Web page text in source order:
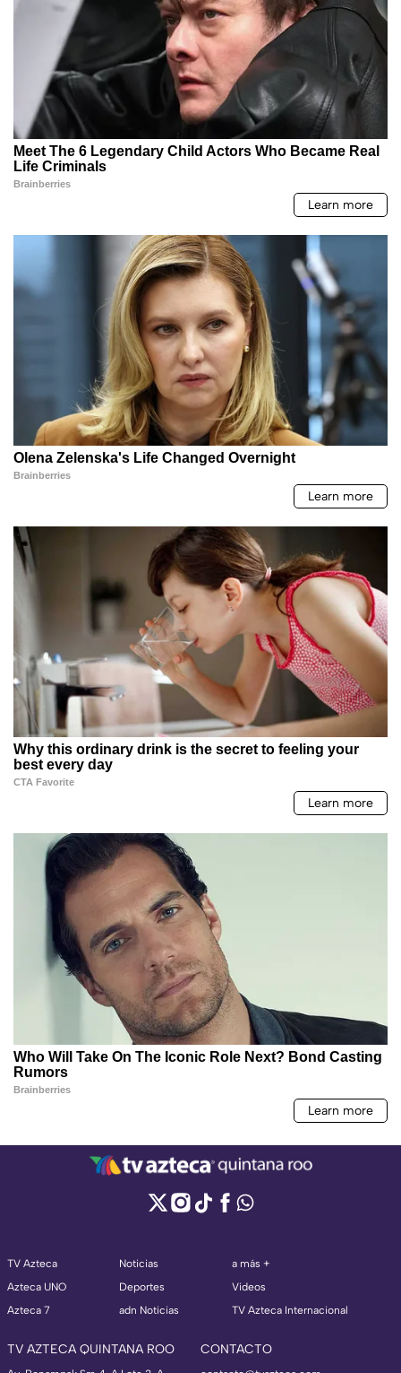
TV Azteca
Azteca UNO
Azteca 7
Noticias
Deportes
adn Noticias
a más +
Videos
TV Azteca Internacional
TV AZTECA QUINTANA ROO CONTACTO